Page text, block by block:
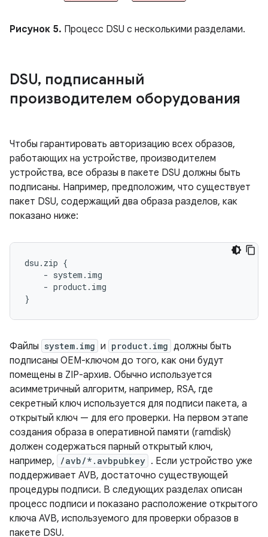
Рисунок 5. Процесс DSU с несколькими разделами.
DSU, подписанный
производителем оборудования
Чтобы гарантировать авторизацию всех образов,
работающих на устройстве, производителем
устройства, все образы в пакете DSU должны быть
подписаны. Например, предположим, что существует
пакет DSU, содержащий два образа разделов, как
показано ниже:
dsu.zip {
    - system.img
    - product.img
Файлы system.img и product.img должны быть
подписаны OEM-ключом до того, как они будут
помещены в ZIP-архив. Обычно используется
асимметричный алгоритм, например, RSA, где
секретный ключ используется для подписи пакета, а
открытый ключ — для его проверки. На первом этапе
создания образа в оперативной памяти (ramdisk)
должен содержаться парный открытый ключ,
например,
/avb/*.avbpubkey . Если устройство уже
поддерживает AVB, достаточно существующей
процедуры подписи. В следующих разделах описан
процесс подписи и показано расположение открытого
ключа AVB, используемого для проверки образов в
пакете DSU.